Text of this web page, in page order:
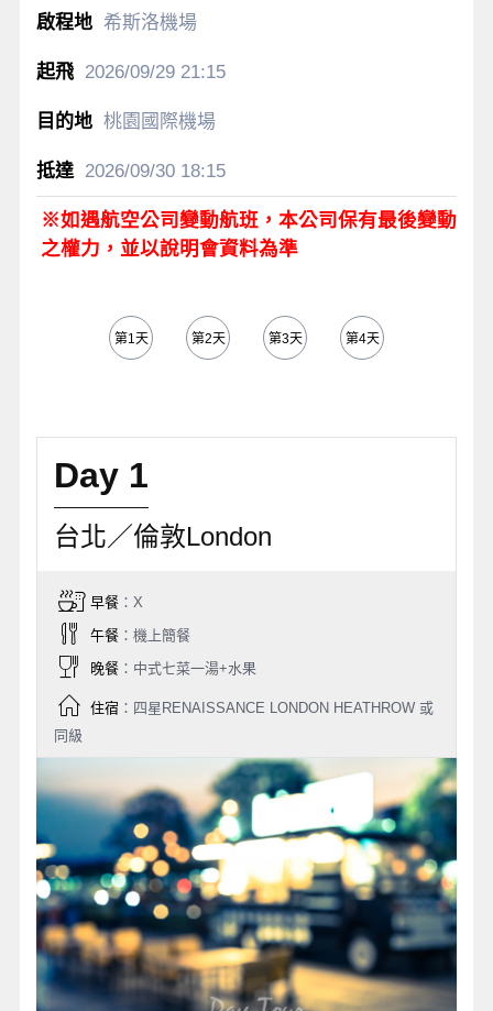
希斯洛機場
2026/09/2921:15
桃園國際機場
2026/09/3018:15
※如遇航空公司變動航班，本公司保有最後變動
之權力，並以說明會資料為準
第1天 第2天 第3天 第4天
Day 1
台北／倫敦London
早餐：X
午餐：機上簡餐
晚餐：中式七菜一湯+水果
住宿：四星RENAISSANCE LONDON HEATHROW 或
同級